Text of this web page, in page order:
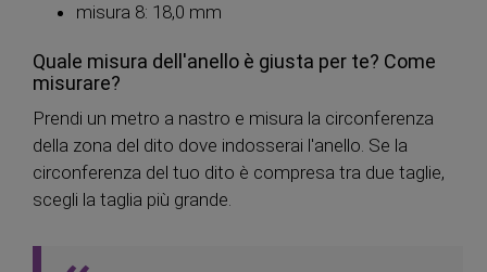
misura 8: 18,0 mm
Quale misura dell'anello è giusta per te? Come
misurare?
Prendi un metro a nastro e misura la circonferenza
della zona del dito dove indosserai l'anello. Se la
circonferenza del tuo dito è compresa tra due taglie,
scegli la taglia più grande.